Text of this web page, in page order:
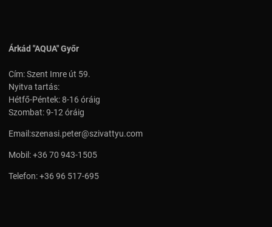
Árkád "AQUA" Győr
Cím: Szent Imre út 59.
Nyitva tartás:
Hétfő-Péntek: 8-16 óráig
Szombat: 9-12 óráig
Email:szenasi.peter@szivattyu.com
Mobil:+36 70 943-1505
Telefon:+36 96 517-695